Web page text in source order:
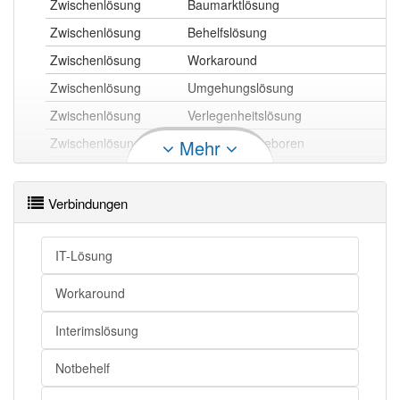
Zwischenlösung
Baumarktlösung
Zwischenlösung
Behelfslösung
Zwischenlösung
Workaround
Zwischenlösung
Umgehungslösung
Zwischenlösung
Verlegenheitslösung
Zwischenlösung
aus der Not geboren
Zwischenlösung
Zwischenlösung
Notlösung
Zwischenlösung
Zwischenlösung
Interimslösung
Zwischenlösung openthesaurus
Mehr
Verbindungen
IT-Lösung
Workaround
Interimslösung
Notbehelf